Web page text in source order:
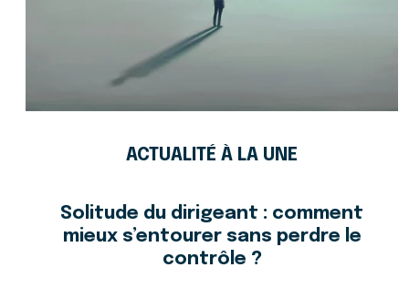
ACTUALITÉ À LA UNE
Solitude du dirigeant : comment
mieux s’entourer sans perdre le
contrôle ?